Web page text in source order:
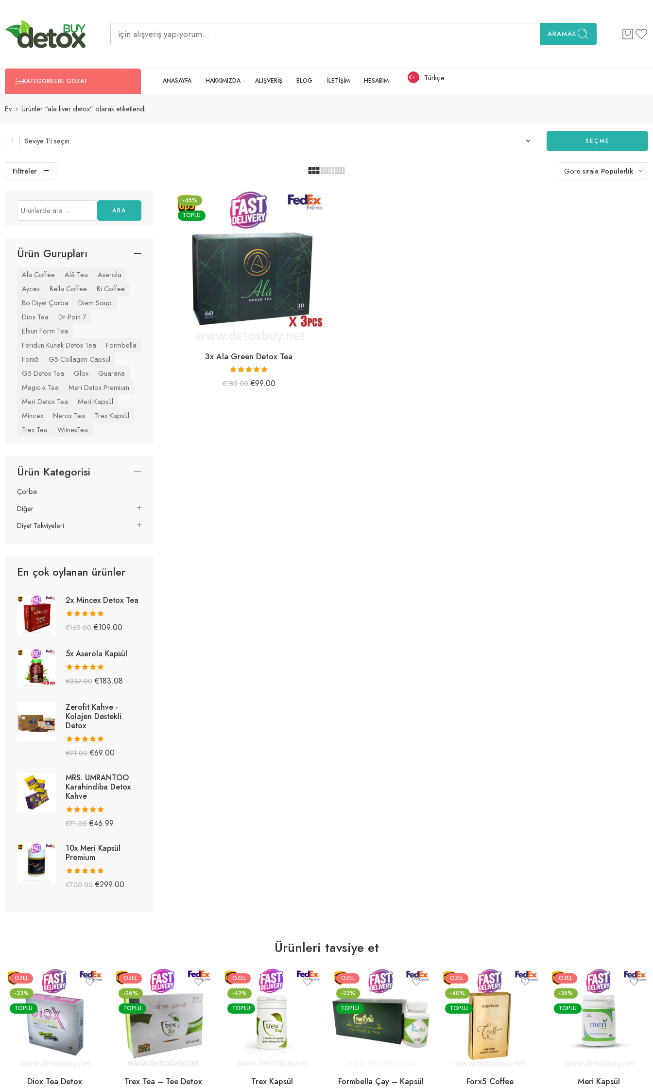
ARAMAK
KATEGORILERE GÖZAT ANASAYFA HAKKIMIZDA ALIŞVERİŞ BLOG İLETİŞİM HESABIM Türkçe
Ev Ürünler “ala liver detox” olarak etiketlendi
Seviye 1'i seçin SEÇME
Filtreler Göre sırala Popülerlik
-45%
TOPLU
3x Ala Green Detox Tea
5 üzerinden
€180.00 €99.00
ARA
Ürün Gurupları
Ala Coffee Alâ Tea
Aserola
Aycex
Bella Coffee
Bi Coffee
Bo Diyet Çorba
Diem Soup
Diox Tea
Dr Poin 7
Efsun Form Tea
Feridun Kunak Detox Tea
Formbella
Forx5
G5 Collagen Capsul
G5 Detox Tea
Glox
Guarana
Magic-x Tea
Meri Detox Premium
Meri Detox Tea
Meri Kapsül
Mincex
Nerox Tea
Trex Kapsül
Trex Tea
WitnesTea
Ürün Kategorisi
Çorba
Diğer
Diyet Takviyeleri
En çok oylanan ürünler
2x Mincex Detox Tea
5 üzerinden
€162.00 €109.00
5x Aserola Kapsül
5 üzerinden
€337.00 €183.08
Zerofit Kahve -
Kolajen Destekli
Detox
5 üzerinden
€91.00 €69.00
MRS. UMRANTOO
Karahindiba Detox
Kahve
5 üzerinden
€71.00 €46.99
10x Meri Kapsül
Premium
5 üzerinden
€700.00 €299.00
Ürünleri tavsiye et
ÖZEL
-33%
TOPLU
Diox Tea Detox
ÖZEL
-26%
TOPLU
Trex Tea – Tee Detox
ÖZEL
-42%
TOPLU
Trex Kapsül
ÖZEL
-23%
TOPLU
Formbella Çay – Kapsül
ÖZEL
-40%
TOPLU
Forx5 Coffee
ÖZEL
-35%
TOPLU
Meri Kapsül